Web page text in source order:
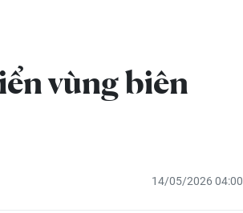
vùng biên
14/05/2026 04:00